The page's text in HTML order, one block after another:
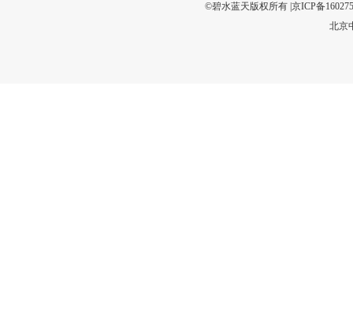
©碧水蓝天版权所有 | 京ICP备
北京